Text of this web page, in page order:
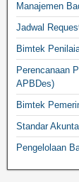
Manajemen
Jadwal
Bimtek
Perencanaan
APBDes)
Bimtek
Standar
Pengelolaan